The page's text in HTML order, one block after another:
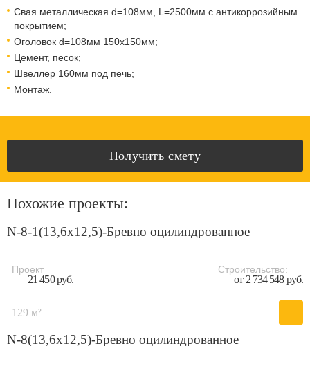
Свая металлическая d=108мм, L=2500мм с антикоррозийным
покрытием;
Оголовок d=108мм 150x150мм;
Цемент, песок;
Швеллер 160мм под печь;
Монтаж.
Получить смету
Похожие проекты:
N-8-1(13,6х12,5)-Бревно оцилиндрованное
Проект
21 450 руб.
Строительство:
от 2 734 548 руб.
129 м²
N-8(13,6х12,5)-Бревно оцилиндрованное